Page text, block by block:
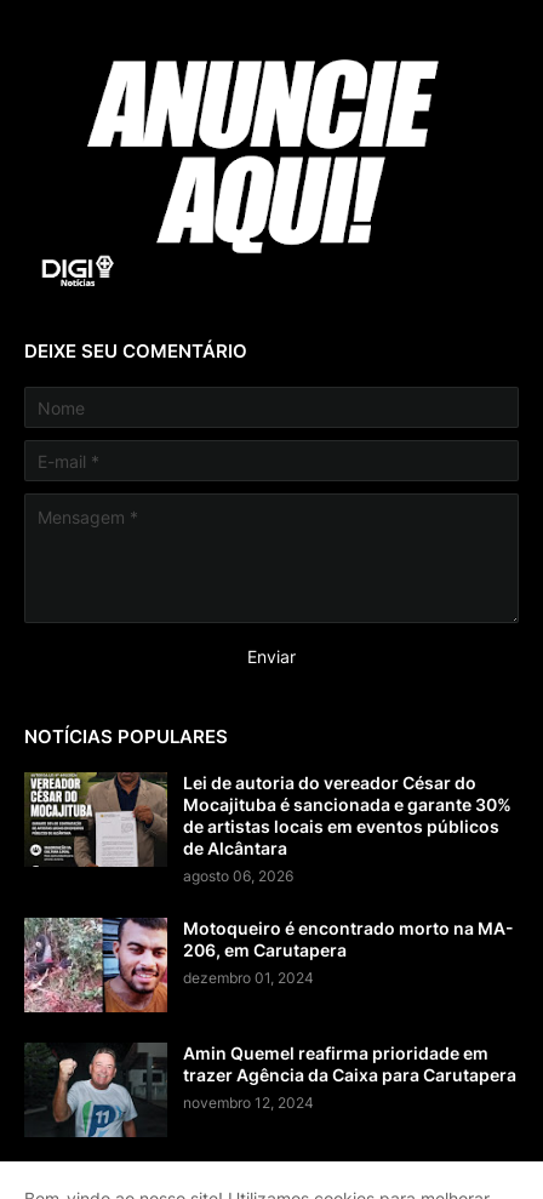
DEIXE SEU COMENTÁRIO
NOTÍCIAS POPULARES
Lei de autoria do vereador César do
Mocajituba é sancionada e garante 30%
de artistas locais em eventos públicos
de Alcântara
agosto 06, 2026
Motoqueiro é encontrado morto na MA-
206, em Carutapera
dezembro 01, 2024
Amin Quemel reafirma prioridade em
trazer Agência da Caixa para Carutapera
novembro 12, 2024